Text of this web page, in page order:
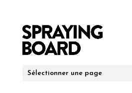
Sélectionner une page